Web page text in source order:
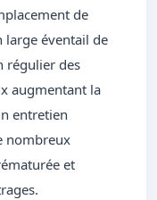
de
large éventail de
régulier des
augmentant la
entretien
nombreux
et